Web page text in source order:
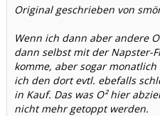
Original geschrieben von
Wenn ich dann aber andere
dann selbst mit der Napster-
komme, aber sogar
ich den dort evtl. ebefalls
in Kauf. Das was O² hier
nicht mehr getoppt werden.